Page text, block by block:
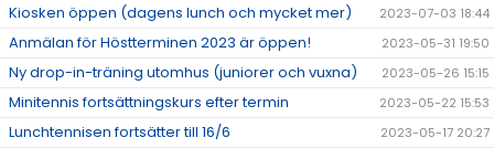
Kiosken öppen (dagens lunch och mycket mer) 2023-07-03 18:44
Anmälan för Höstterminen 2023 är öppen! 2023-05-31 19:50
Ny drop-in-träning utomhus (juniorer och vuxna) 2023-05-26 15:15
Minitennis fortsättningskurs efter termin 2023-05-22 15:53
Lunchtennisen fortsätter till 16/6 2023-05-17 20:27